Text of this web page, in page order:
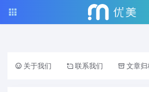
关于我们 联系我们 文章归